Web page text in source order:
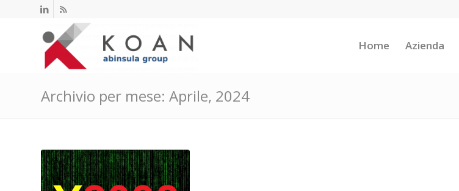
Home Azienda
Archivio per mese: Aprile, 2024